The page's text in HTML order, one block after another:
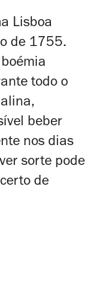
Lisboa
de 1755.
todo o
beber
nos dias
sorte pode
de